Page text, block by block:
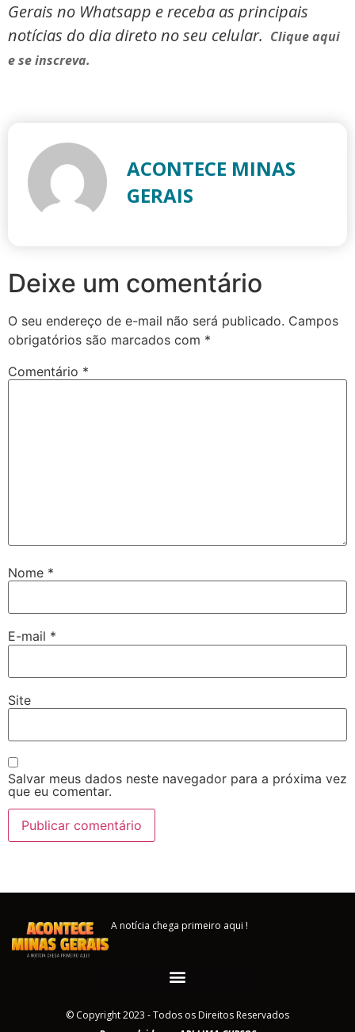
Gerais no Whatsapp e receba as principais
notícias do dia direto no seu celular. Clique aqui
e se inscreva.
ACONTECE MINAS
GERAIS
Deixe um comentário
O seu endereço de e-mail não será publicado. Campos
obrigatórios são marcados com *
Comentário *
Nome *
E-mail *
Site
Salvar meus dados neste navegador para a próxima vez
que eu comentar.
A notícia chega primeiro aqui !
© Copyright 2023 - Todos os Direitos Reservados